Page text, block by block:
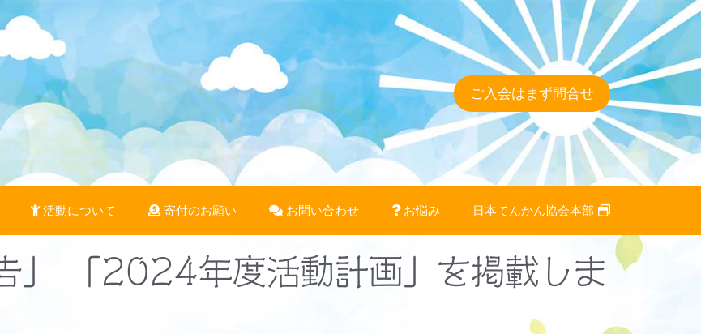
ご入会はまず問合せ
活動について 寄付のお願い お問い合わせ お悩み 日本てんかん協会本部
」 「2024年度活動計画」を掲載しま